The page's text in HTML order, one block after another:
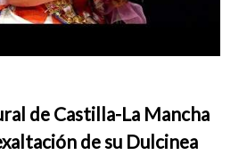
de Castilla-La Mancha
de su Dulcinea